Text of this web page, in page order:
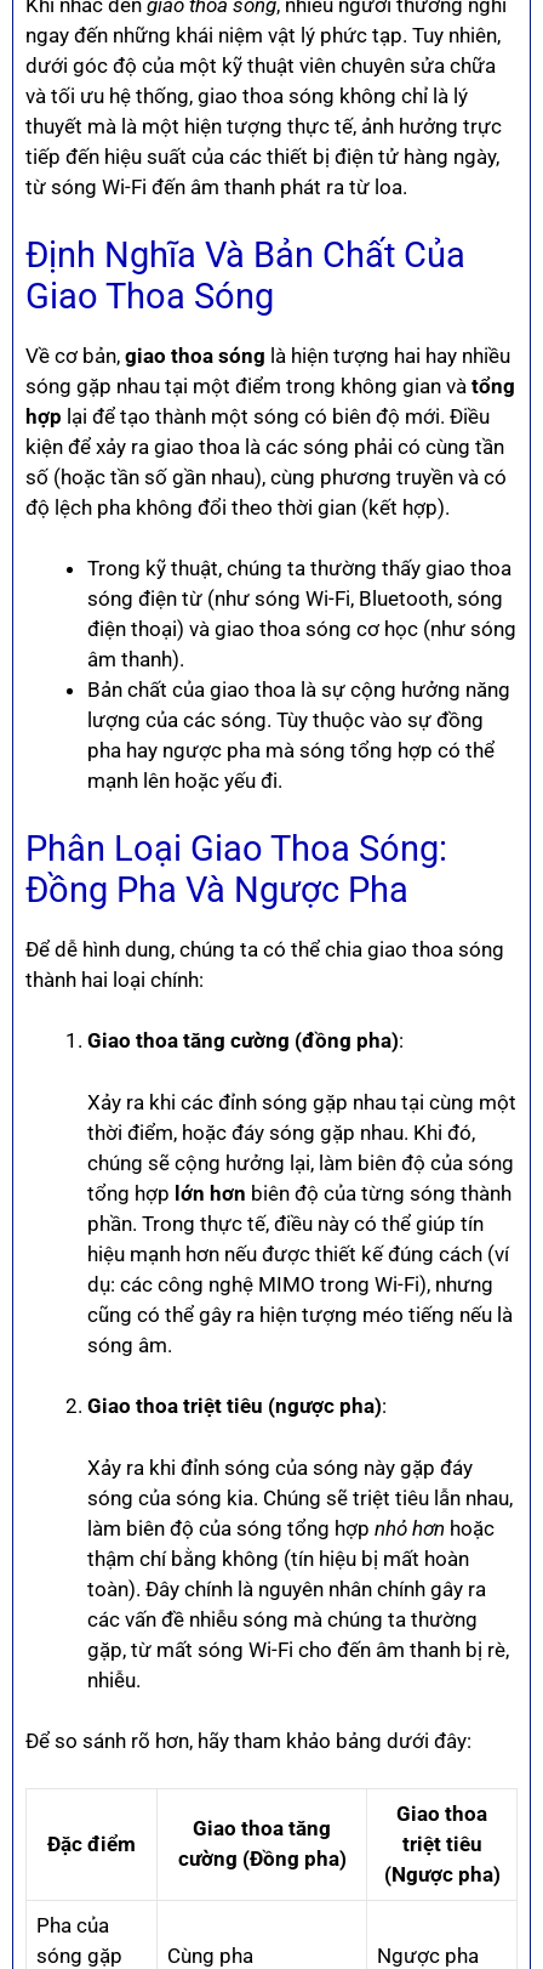
Khi nhắc đến giao thoa sóng, nhiều người thường nghĩ
ngay đến những khái niệm vật lý phức tạp. Tuy nhiên,
dưới góc độ của một kỹ thuật viên chuyên sửa chữa
và tối ưu hệ thống, giao thoa sóng không chỉ là lý
thuyết mà là một hiện tượng thực tế, ảnh hưởng trực
tiếp đến hiệu suất của các thiết bị điện tử hàng ngày,
từ sóng Wi-Fi đến âm thanh phát ra từ loa.
Định Nghĩa Và Bản Chất Của
Giao Thoa Sóng
Về cơ bản, giao thoa sóng là hiện tượng hai hay nhiều
sóng gặp nhau tại một điểm trong không gian và tổng
hợp lại để tạo thành một sóng có biên độ mới. Điều
kiện để xảy ra giao thoa là các sóng phải có cùng tần
số (hoặc tần số gần nhau), cùng phương truyền và có
độ lệch pha không đổi theo thời gian (kết hợp).
Trong kỹ thuật, chúng ta thường thấy giao thoa
sóng điện từ (như sóng Wi-Fi, Bluetooth, sóng
điện thoại) và giao thoa sóng cơ học (như sóng
âm thanh).
Bản chất của giao thoa là sự cộng hưởng năng
lượng của các sóng. Tùy thuộc vào sự đồng
pha hay ngược pha mà sóng tổng hợp có thể
mạnh lên hoặc yếu đi.
Phân Loại Giao Thoa Sóng:
Đồng Pha Và Ngược Pha
Để dễ hình dung, chúng ta có thể chia giao thoa sóng
thành hai loại chính:
Giao thoa tăng cường (đồng pha):
Xảy ra khi các đỉnh sóng gặp nhau tại cùng một
thời điểm, hoặc đáy sóng gặp nhau. Khi đó,
chúng sẽ cộng hưởng lại, làm biên độ của sóng
tổng hợp lớn hơn biên độ của từng sóng thành
phần. Trong thực tế, điều này có thể giúp tín
hiệu mạnh hơn nếu được thiết kế đúng cách (ví
dụ: các công nghệ MIMO trong Wi-Fi), nhưng
cũng có thể gây ra hiện tượng méo tiếng nếu là
sóng âm.
Giao thoa triệt tiêu (ngược pha):
Xảy ra khi đỉnh sóng của sóng này gặp đáy
sóng của sóng kia. Chúng sẽ triệt tiêu lẫn nhau,
làm biên độ của sóng tổng hợp nhỏ hơn hoặc
thậm chí bằng không (tín hiệu bị mất hoàn
toàn). Đây chính là nguyên nhân chính gây ra
các vấn đề nhiễu sóng mà chúng ta thường
gặp, từ mất sóng Wi-Fi cho đến âm thanh bị rè,
nhiễu.
Để so sánh rõ hơn, hãy tham khảo bảng dưới đây:
Đặc điểm
Giao thoa tăng
cường (Đồng pha)
Giao thoa
triệt tiêu
(Ngược pha)
Pha của
sóng gặp
Cùng pha Ngược pha